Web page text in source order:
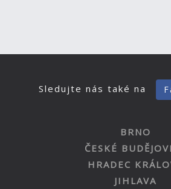
Sledujte nás také na
BRNO
ČESKÉ
HRADEC
JIHLAVA